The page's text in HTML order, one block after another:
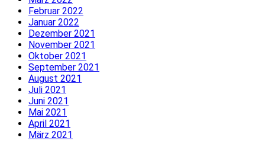
Februar 2022
Januar 2022
Dezember 2021
November 2021
Oktober 2021
September 2021
August 2021
Juli 2021
Juni 2021
Mai 2021
April 2021
März 2021